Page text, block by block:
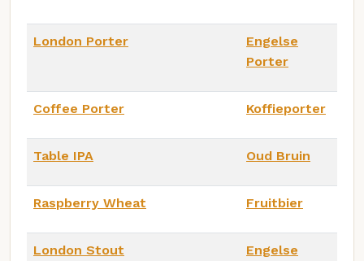
London Porter
Engelse
Porter
Coffee Porter Koffieporter
Table IPA Oud Bruin
Raspberry Wheat Fruitbier
London Stout
Engelse